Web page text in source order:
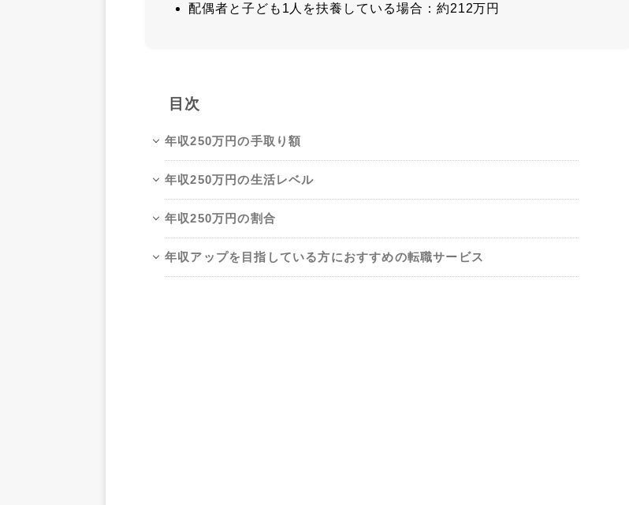
配偶者と子ども1人を扶養している場合：約212万円
目次
年収250万円の手取り額
年収250万円の生活レベル
年収250万円の割合
年収アップを目指している方におすすめの転職サービス